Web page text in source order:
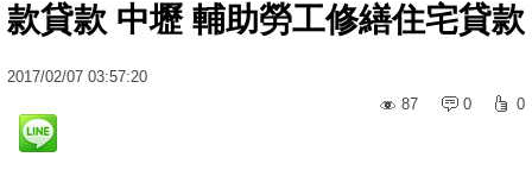
款貸款 中壢 輔助勞工修繕住宅貸款
2017/02/07 03:57:20
87
0 0